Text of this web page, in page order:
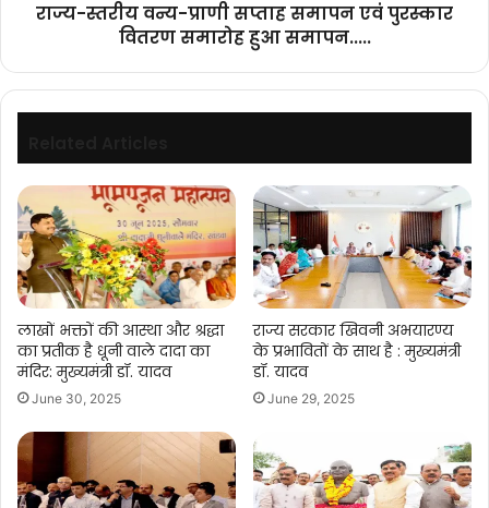
समापन.....
राज्य-स्तरीय वन्य-प्राणी सप्ताह समापन एवं पुरस्कार
वितरण समारोह हुआ समापन.....
लाखों भक्तों की आस्था और श्रद्धा
का प्रतीक है धूनी वाले दादा का
मंदिर: मुख्यमंत्री डॉ. यादव
June 30, 2025
राज्य सरकार खिवनी अभयारण्य
के प्रभावितों के साथ है : मुख्यमंत्री
डॉ. यादव
June 29, 2025